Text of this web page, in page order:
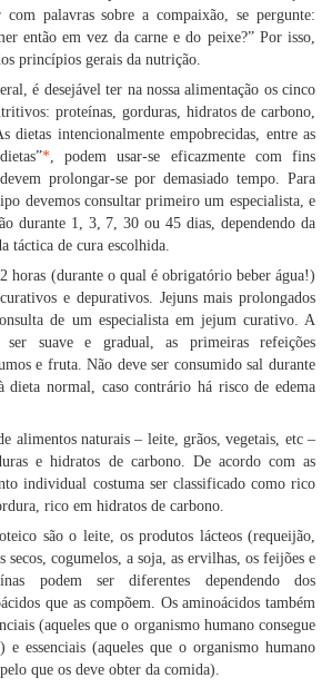
com palavras sobre a compaixão, se pergunte:
então em vez da carne e do peixe?” Por isso,
princípios gerais da nutrição.
é desejável ter na nossa alimentação os cinco
proteínas, gorduras, hidratos de carbono,
dietas intencionalmente empobrecidas, entre as
*, podem usar-se eficazmente com fins
prolongar-se por demasiado tempo. Para
devemos consultar primeiro um especialista, e
durante 1, 3, 7, 30 ou 45 dias, dependendo da
táctica de cura escolhida.
horas (durante o qual é obrigatório beber água!)
e depurativos. Jejuns mais prolongados
de um especialista em jejum curativo. A
suave e gradual, as primeiras refeições
e fruta. Não deve ser consumido sal durante
dieta normal, caso contrário há risco de edema
alimentos naturais – leite, grãos, vegetais, etc –
e hidratos de carbono. De acordo com as
individual costuma ser classificado como rico
rico em hidratos de carbono.
são o leite, os produtos lácteos (requeijão,
cogumelos, a soja, as ervilhas, os feijões e
podem ser diferentes dependendo dos
que as compõem. Os aminoácidos também
(aqueles que o organismo humano consegue
essenciais (aqueles que o organismo humano
que os deve obter da comida).